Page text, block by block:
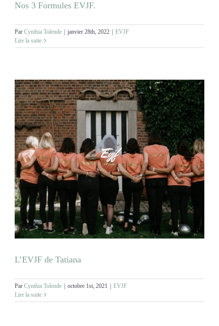
Nos 3 Formules EVJF.
Par Cynthia Tolende janvier 28th, 2022
EVJF
Lire la suite
L’EVJF de Tatiana
Par Cynthia Tolende octobre 1st, 2021
EVJF
Lire la suite